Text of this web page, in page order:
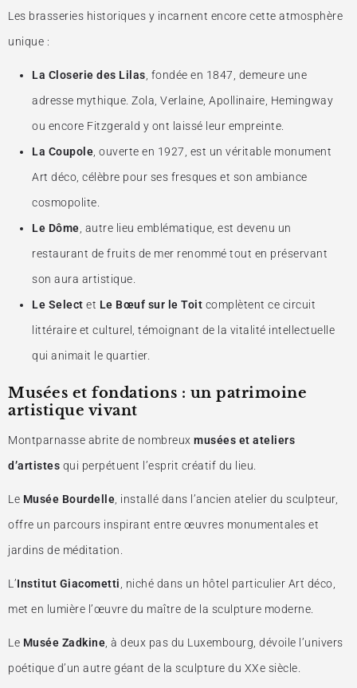
Les brasseries historiques y incarnent encore cette atmosphère
unique :
La Closerie des Lilas , fondée en 1847, demeure une
adresse mythique. Zola, Verlaine, Apollinaire, Hemingway
ou encore Fitzgerald y ont laissé leur empreinte.
La Coupole , ouverte en 1927, est un véritable monument
Art déco, célèbre pour ses fresques et son ambiance
cosmopolite.
Le Dôme , autre lieu emblématique, est devenu un
restaurant de fruits de mer renommé tout en préservant
son aura artistique.
Le Select et Le Bœuf sur le Toit complètent ce circuit
littéraire et culturel, témoignant de la vitalité intellectuelle
qui animait le quartier.
Musées et fondations : un patrimoine
artistique vivant
Montparnasse abrite de nombreux musées et ateliers
d’artistes qui perpétuent l’esprit créatif du lieu.
Le Musée Bourdelle , installé dans l’ancien atelier du sculpteur,
offre un parcours inspirant entre œuvres monumentales et
jardins de méditation.
L’Institut Giacometti , niché dans un hôtel particulier Art déco,
met en lumière l’œuvre du maître de la sculpture moderne.
Le Musée Zadkine , à deux pas du Luxembourg, dévoile l’univers
poétique d’un autre géant de la sculpture du XXe siècle.